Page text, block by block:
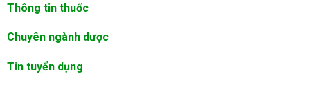
Thông tin thuốc
Chuyên ngành dược
Tin tuyển dụng